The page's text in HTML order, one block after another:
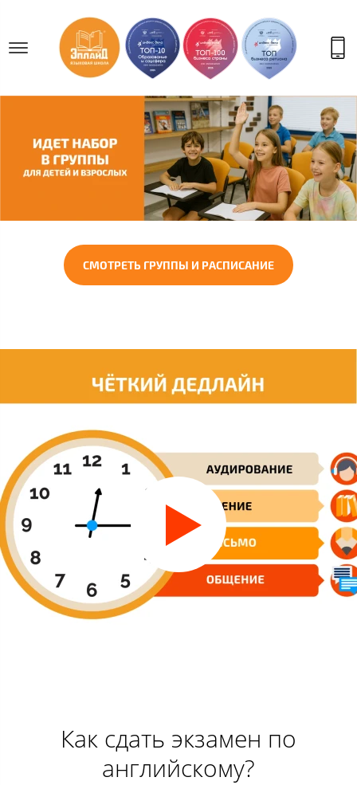
СМОТРЕТЬ ГРУППЫ И РАСПИСАНИЕ
Как сдать экзамен по
английскому?